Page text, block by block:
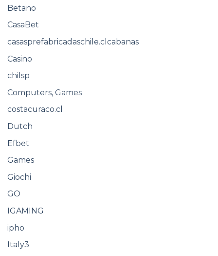
Betano
CasaBet
casasprefabricadaschile.clcabanas
Casino
chilsp
Computers, Games
costacuraco.cl
Dutch
Efbet
Games
Giochi
GO
IGAMING
ipho
Italy3